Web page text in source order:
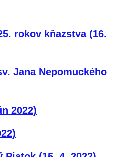
rokov kňazstva (16.
Jana Nepomuckého
2022)